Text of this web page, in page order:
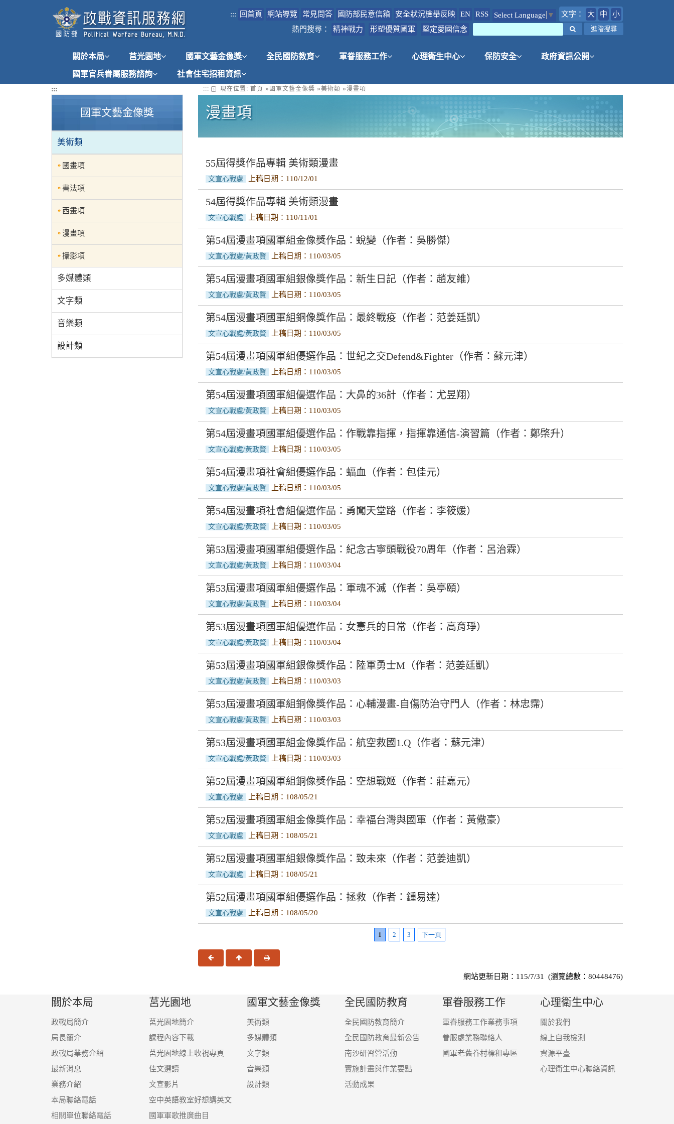
::: 回首頁 網站導覽 常見問答 國防部民意信箱 安全狀況檢舉反映 EN RSS Select Language ▼ 文字： 大 中
小
熱門搜尋：
精神戰力 形塑優質國軍 堅定愛國信念 進階搜尋
關於本局 莒光園地 國軍文藝金像獎 全民國防教育 軍眷服務工作 心理衛生中心 保防安全 政府資訊公開
國軍官兵眷屬服務諮詢 社會住宅招租資訊
:::
國軍文藝金像獎
美術類
國畫項
書法項
西畫項
漫畫項
攝影項
多媒體類
文字類
音樂類
設計類
::: 現在位置: 首頁 » 國軍文藝金像獎 »美術類 »漫畫項
漫畫項
55屆得獎作品專輯 美術類漫畫
文宣心戰處 上稿日期：110/12/01
54屆得獎作品專輯 美術類漫畫
文宣心戰處 上稿日期：110/11/01
第54屆漫畫項國軍組金像獎作品：蛻變（作者：吳勝傑）
文宣心戰處/黃政賢 上稿日期：110/03/05
第54屆漫畫項國軍組銀像獎作品：新生日記（作者：趙友維）
文宣心戰處/黃政賢 上稿日期：110/03/05
第54屆漫畫項國軍組銅像獎作品：最終戰疫（作者：范姜廷凱）
文宣心戰處/黃政賢 上稿日期：110/03/05
第54屆漫畫項國軍組優選作品：世紀之交Defend&Fighter（作者：蘇元津）
文宣心戰處/黃政賢 上稿日期：110/03/05
第54屆漫畫項國軍組優選作品：大鼻的36計（作者：尤昱翔）
文宣心戰處/黃政賢 上稿日期：110/03/05
第54屆漫畫項國軍組優選作品：作戰靠指揮，指揮靠通信-演習篇（作者：鄭棨升）
文宣心戰處/黃政賢 上稿日期：110/03/05
第54屆漫畫項社會組優選作品：蝠血（作者：包佳元）
文宣心戰處/黃政賢 上稿日期：110/03/05
第54屆漫畫項社會組優選作品：勇闖天堂路（作者：李筱媛）
文宣心戰處/黃政賢 上稿日期：110/03/05
第53屆漫畫項國軍組優選作品：紀念古寧頭戰役70周年（作者：呂治霖）
文宣心戰處/黃政賢 上稿日期：110/03/04
第53屆漫畫項國軍組優選作品：軍魂不滅（作者：吳亭頤）
文宣心戰處/黃政賢 上稿日期：110/03/04
第53屆漫畫項國軍組優選作品：女憲兵的日常（作者：高育琤）
文宣心戰處/黃政賢 上稿日期：110/03/04
第53屆漫畫項國軍組銀像獎作品：陸軍勇士M（作者：范姜廷凱）
文宣心戰處/黃政賢 上稿日期：110/03/03
第53屆漫畫項國軍組銅像獎作品：心輔漫畫-自傷防治守門人（作者：林忠霈）
文宣心戰處/黃政賢 上稿日期：110/03/03
第53屆漫畫項國軍組金像獎作品：航空救國1.Q（作者：蘇元津）
文宣心戰處/黃政賢 上稿日期：110/03/03
第52屆漫畫項國軍組銅像獎作品：空想戰姬（作者：莊嘉元）
文宣心戰處 上稿日期：108/05/21
第52屆漫畫項國軍組金像獎作品：幸福台灣與國軍（作者：黃儆豪）
文宣心戰處 上稿日期：108/05/21
第52屆漫畫項國軍組銀像獎作品：致未來（作者：范姜迪凱）
文宣心戰處 上稿日期：108/05/21
第52屆漫畫項國軍組優選作品：拯救（作者：鍾易達）
文宣心戰處 上稿日期：108/05/20
1 2 3 下一頁
上一頁 回頂端 友善列印
網站更新日期：115/7/31 (瀏覽總數：80448476)
關於本局
政戰局簡介
局長簡介
政戰局業務介紹
最新消息
業務介紹
本局聯絡電話
相關單位聯絡電話
莒光園地
莒光園地簡介
課程內容下載
莒光園地線上收視專頁
佳文選讀
文宣影片
空中英語教室好想講英文
國軍軍歌推廣曲目
國軍文藝金像獎
美術類
多媒體類
文字類
音樂類
設計類
全民國防教育
全民國防教育簡介
全民國防教育最新公告
南沙研習營活動
實施計畫與作業要點
活動成果
軍眷服務工作
軍眷服務工作業務事項
眷服處業務聯絡人
國軍老舊眷村標租專區
心理衛生中心
關於我們
線上自我檢測
資源平臺
心理衛生中心聯絡資訊